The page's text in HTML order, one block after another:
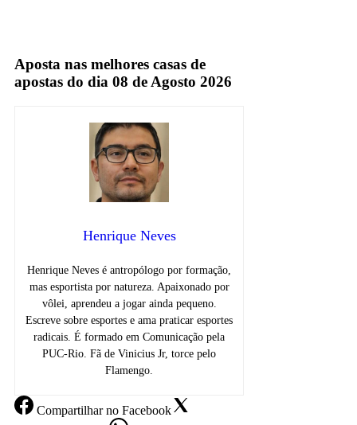
Aposta nas melhores casas de
apostas do dia 08 de Agosto 2026
Henrique Neves
Henrique Neves é antropólogo por formação,
mas esportista por natureza. Apaixonado por
vôlei, aprendeu a jogar ainda pequeno.
Escreve sobre esportes e ama praticar esportes
radicais. É formado em Comunicação pela
PUC-Rio. Fã de Vinicius Jr, torce pelo
Flamengo.
Compartilharno Facebook